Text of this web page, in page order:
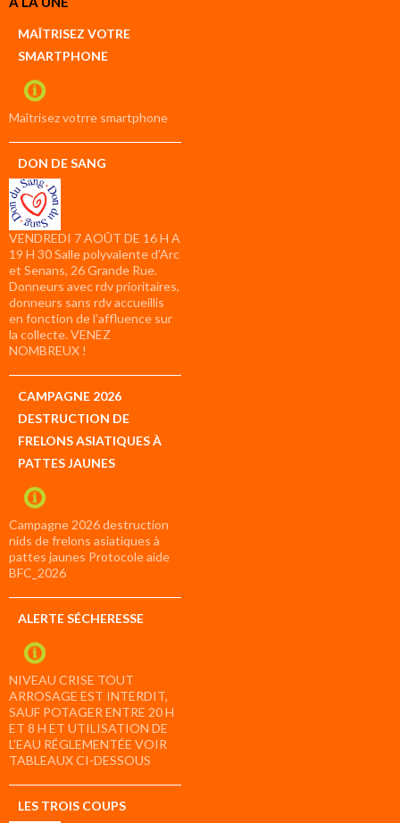
compte
compte
MAÎTRISEZ VOTRE
SMARTPHONE
Maîtrisez votrre smartphone
DON DE SANG
VENDREDI 7 AOÛT DE 16 H A
19 H 30 Salle polyvalente d’Arc
et Senans, 26 Grande Rue.
Donneurs avec rdv prioritaires,
donneurs sans rdv accueillis
en fonction de l’affluence sur
la collecte. VENEZ
NOMBREUX !
CAMPAGNE 2026
DESTRUCTION DE
FRELONS ASIATIQUES À
PATTES JAUNES
Campagne 2026 destruction
nids de frelons asiatiques à
pattes jaunes Protocole aide
BFC_2026
ALERTE SÉCHERESSE
NIVEAU CRISE TOUT
ARROSAGE EST INTERDIT,
SAUF POTAGER ENTRE 20 H
ET 8 H ET UTILISATION DE
L’EAU RÉGLEMENTÉE VOIR
TABLEAUX CI-DESSOUS
LES TROIS COUPS